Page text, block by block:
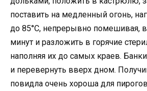
поставить на медленный огонь,
до 85°С, непрерывно помешивая,
минут и разложить в горячие
наполняя их до самых краев.
и перевернуть вверх дном.
повидла очень хороша для